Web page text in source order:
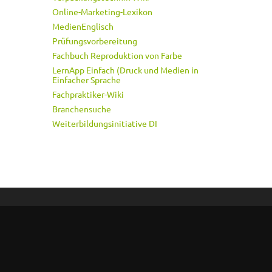
Online-Marketing-Lexikon
MedienEnglisch
Prüfungsvorbereitung
Fachbuch Reproduktion von Farbe
LernApp Einfach (Druck und Medien in
Einfacher Sprache
Fachpraktiker-Wiki
Branchensuche
Weiterbildungsinitiative DI